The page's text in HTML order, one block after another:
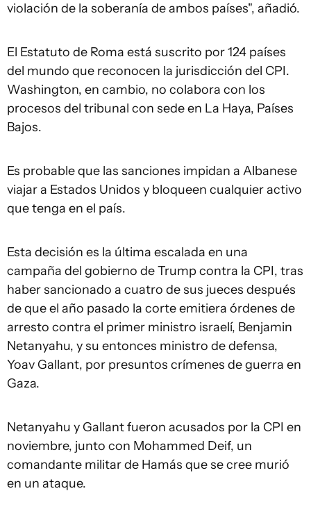
violación de la soberanía de ambos países", añadió.
El Estatuto de Roma está suscrito por 124 países
del mundo que reconocen la jurisdicción del CPI.
Washington, en cambio, no colabora con los
procesos del tribunal con sede en La Haya, Países
Bajos.
Es probable que las sanciones impidan a Albanese
viajar a Estados Unidos y bloqueen cualquier activo
que tenga en el país.
Esta decisión es la última escalada en una
campaña del gobierno de Trump contra la CPI, tras
haber sancionado a cuatro de sus jueces después
de que el año pasado la corte emitiera órdenes de
arresto contra el primer ministro israelí, Benjamin
Netanyahu, y su entonces ministro de defensa,
Yoav Gallant, por presuntos crímenes de guerra en
Gaza.
Netanyahu y Gallant fueron acusados por la CPI en
noviembre, junto con Mohammed Deif, un
comandante militar de Hamás que se cree murió
en un ataque.